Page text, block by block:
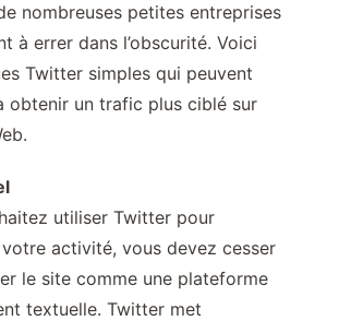
nombreuses petites entreprises
à errer dans l’obscurité. Voici
Twitter simples qui peuvent
obtenir un trafic plus ciblé sur
utiliser Twitter pour
activité, vous devez cesser
le site comme une plateforme
textuelle. Twitter met